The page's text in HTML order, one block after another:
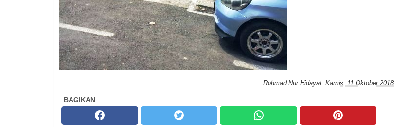
Rohmad Nur Hidayat, Kamis, 11 Oktober 2018
BAGIKAN